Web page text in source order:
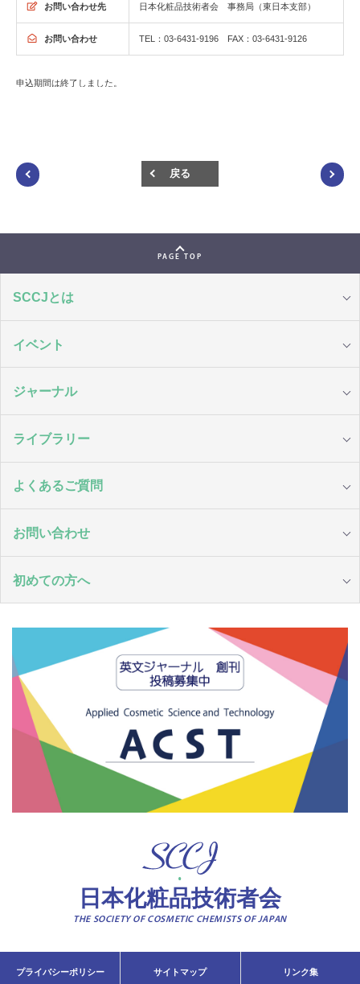
お問い合わせ先 日本化粧品技術者会 事務局（東日本支部）
お問い合わせ TEL：03-6431-9196 FAX：03-6431-9126
申込期間は終了しました。
戻る
PAGE TOP
SCCJとは
イベント
ジャーナル
ライブラリー
よくあるご質問
お問い合わせ
初めての方へ
日本化粧品技術者会
THE SOCIETY OF COSMETIC CHEMISTS OF JAPAN
プライバシーポリシー サイトマップ リンク集